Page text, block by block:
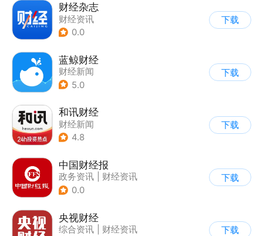
财经杂志
财经资讯
0.0
下载
蓝鲸财经
财经新闻
5.0
下载
和讯财经
财经新闻
4.8
下载
中国财经报
政务资讯
财经资讯
0.0
下载
央视财经
综合资讯
财经资讯
下载